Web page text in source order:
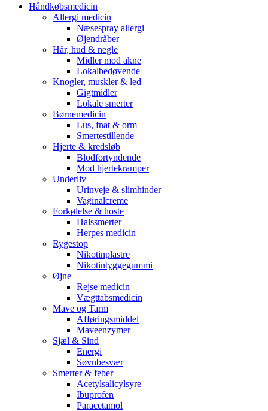
Håndkøbsmedicin
Allergi medicin
Næsespray allergi
Øjendråber
Hår, hud & negle
Midler mod akne
Lokalbedøvende
Knogler, muskler & led
Gigtmidler
Lokale smerter
Børnemedicin
Lus, fnat & orm
Smertestillende
Hjerte & kredsløb
Blodfortyndende
Mod hjertekramper
Underliv
Urinveje & slimhinder
Vaginalcreme
Forkølelse & hoste
Halssmerter
Herpes medicin
Rygestop
Nikotinplastre
Nikotintyggegummi
Øjne
Rejse medicin
Vægttabsmedicin
Mave og Tarm
Afføringsmiddel
Maveenzymer
Sjæl & Sind
Energi
Søvnbesvær
Smerter & feber
Acetylsalicylsyre
Ibuprofen
Paracetamol